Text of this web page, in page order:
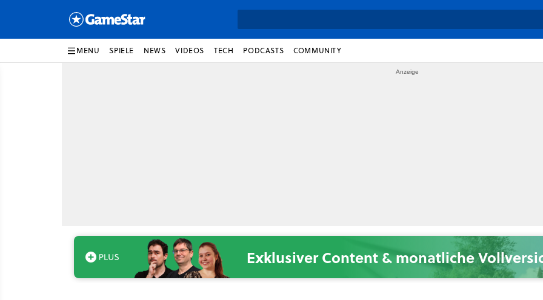
MENU SPIELE NEWS VIDEOS TECH PODCASTS COMMUNITY
Exklusiver Content & monatliche